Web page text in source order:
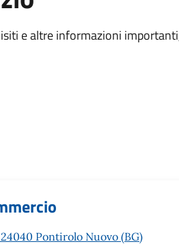
e altre informazioni
Pontirolo Nuovo (BG)